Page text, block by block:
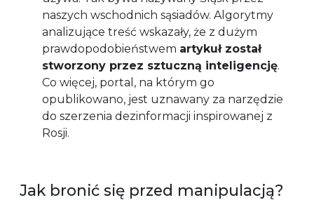
naszych wschodnich sąsiadów. Algorytmy
analizujące treść wskazały, że z dużym
prawdopodobieństwem artykuł został
stworzony przez sztuczną inteligencję.
Co więcej, portal, na którym go
opublikowano, jest uznawany za narzędzie
do szerzenia dezinformacji inspirowanej z
Rosji.
Jak bronić się przed manipulacją?